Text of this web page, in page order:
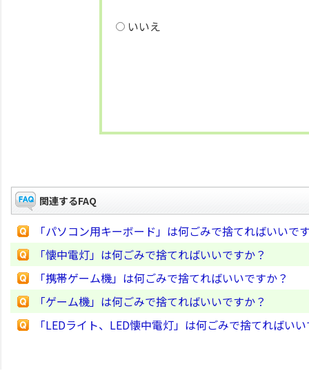
いいえ
関連するFAQ
「パソコン用キーボード」は何ごみで捨てればいいで
「懐中電灯」は何ごみで捨てればいいですか？
「携帯ゲーム機」は何ごみで捨てればいいですか？
「ゲーム機」は何ごみで捨てればいいですか？
「LEDライト、LED懐中電灯」は何ごみで捨てればい